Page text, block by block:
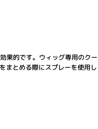
果的です。ウィッグ専用のクー
まとめる際にスプレーを使用し